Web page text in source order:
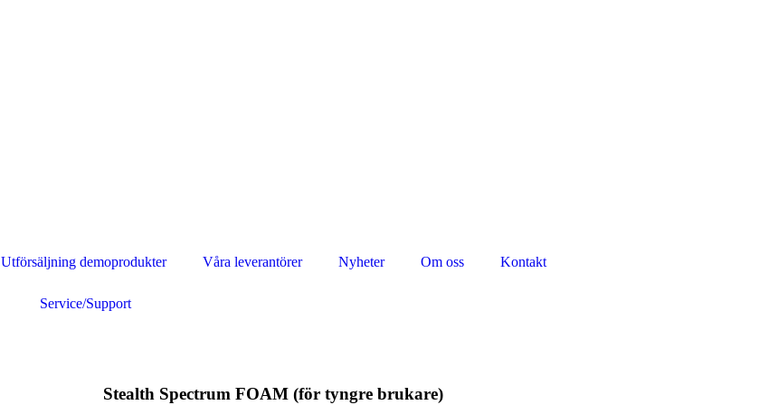
Utförsäljning demoprodukter Våra leverantörer Nyheter Om oss Kontakt
Service/Support
Stealth Spectrum FOAM (för tyngre brukare)